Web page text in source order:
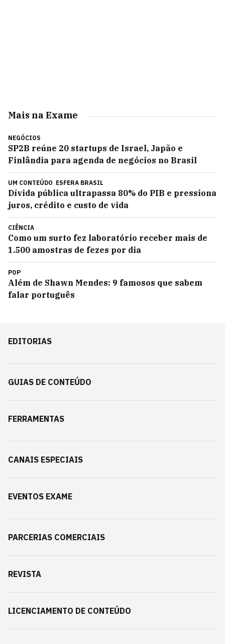
Mais na Exame
NEGÓCIOS
SP2B reúne 20 startups de Israel, Japão e
Finlândia para agenda de negócios no Brasil
UM CONTEÚDO ESFERA BRASIL
Dívida pública ultrapassa 80% do PIB e pressiona
juros, crédito e custo de vida
CIÊNCIA
Como um surto fez laboratório receber mais de
1.500 amostras de fezes por dia
POP
Além de Shawn Mendes: 9 famosos que sabem
falar português
EDITORIAS
GUIAS DE CONTEÚDO
FERRAMENTAS
CANAIS ESPECIAIS
EVENTOS EXAME
PARCERIAS COMERCIAIS
REVISTA
LICENCIAMENTO DE CONTEÚDO